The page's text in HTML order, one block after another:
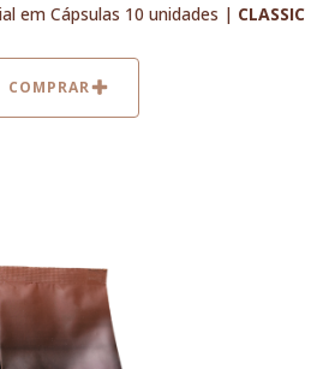
em Cápsulas 10 unidades | CLASSIC
COMPRAR